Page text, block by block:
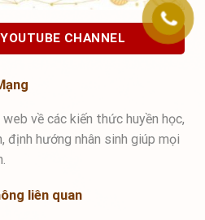
CHANNEL
về các kiến thức huyền học,
định hướng nhân sinh giúp mọi
liên quan